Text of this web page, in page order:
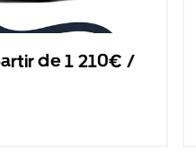
de 1 210€ /